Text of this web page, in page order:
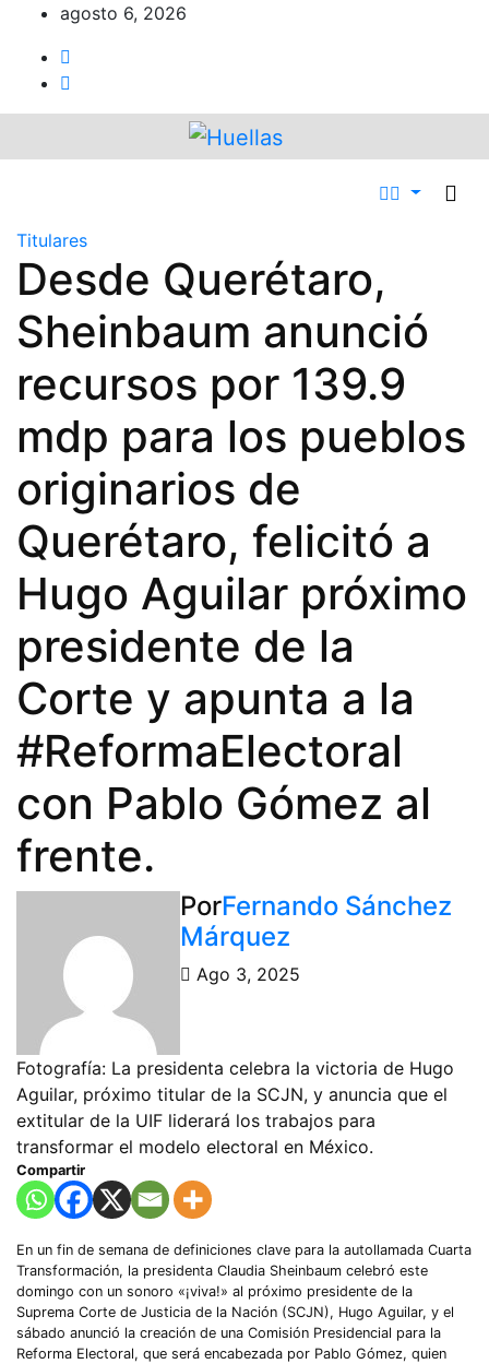
contenido
agosto 6, 2026
Titulares
Desde Querétaro,
Sheinbaum anunció
recursos por 139.9
mdp para los pueblos
originarios de
Querétaro, felicitó a
Hugo Aguilar próximo
presidente de la
Corte y apunta a la
#ReformaElectoral
con Pablo Gómez al
frente.
PorFernando Sánchez
Márquez
Ago 3, 2025
Fotografía: La presidenta celebra la victoria de Hugo
Aguilar, próximo titular de la SCJN, y anuncia que el
extitular de la UIF liderará los trabajos para
transformar el modelo electoral en México.
Compartir
En un fin de semana de definiciones clave para la autollamada Cuarta
Transformación, la presidenta Claudia Sheinbaum celebró este
domingo con un sonoro «¡viva!» al próximo presidente de la
Suprema Corte de Justicia de la Nación (SCJN), Hugo Aguilar, y el
sábado anunció la creación de una Comisión Presidencial para la
Reforma Electoral, que será encabezada por Pablo Gómez, quien